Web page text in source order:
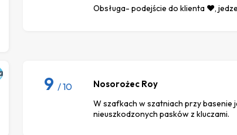
Obsługa- podejście do klienta ❤️,
9 / 10 Nosorożec Roy
W szafkach w szatniach przy basenie
nieuszkodzonych pasków z kluczami.